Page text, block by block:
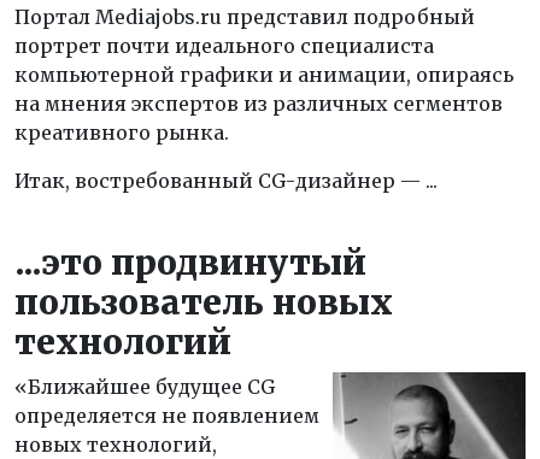
Портал Mediajobs.ru представил подробный
портрет почти идеального специалиста
компьютерной графики и анимации, опираясь
на мнения экспертов из различных сегментов
креативного рынка.
Итак, востребованный СG-дизайнер — ...
...это продвинутый
пользователь новых
технологий
«Ближайшее будущее CG
определяется не появлением
новых технологий,